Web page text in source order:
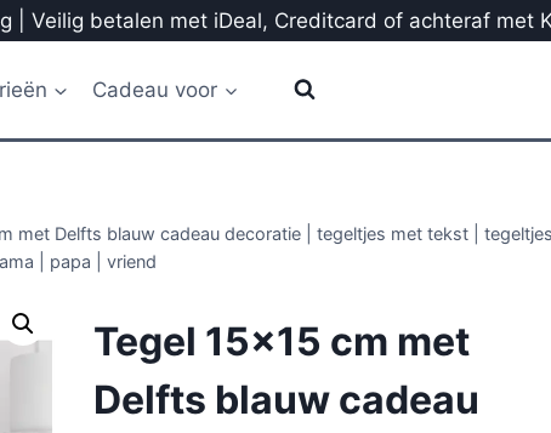
| Veilig betalen met iDeal, Creditcard of achteraf met
Cadeau voor
met Delfts blauw cadeau decoratie | tegeltjes met tekst | tegeltjes
| papa | vriend
Tegel 15×15 cm met
Delfts blauw cadeau